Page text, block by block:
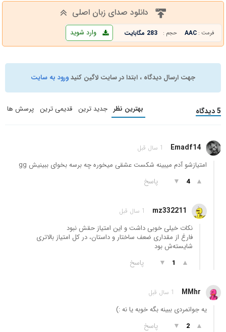
دانلود صدای زبان اصلی
فرمت : AAC حجم : 283 مگابایت وارد شوید
جهت ارسال دیدگاه ، ابتدا در سایت لاگین کنیدورود به سایت
5 دیدگاه بهترین نظر جدید ترین قدیمی ترین پرسش ها
Emadf14 1 سال قبل
امتیازشو آدم میبینه شکست عشقی میخوره چه برسه بخوای ببینیش gg
▲
4
▼ پاسخ
mz332211 1 سال قبل
نکات خیلی خوبی داشت و این امتیاز حقش نبود
فارغ از مقداری ضعف ساختار و داستان، در کل امتیاز بالاتری
شایسته‌ش بود
▲
1
▼ پاسخ
MMhr 1 سال قبل
یه جوانمردی ببینه بگه خوبه یا نه :)
▲
2
▼ پاسخ